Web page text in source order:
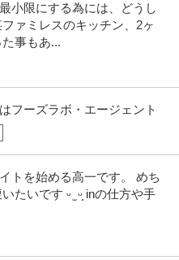
プ制度 職場内禁煙
ターネット＞インターネットサー
提供：ビズリーチ
客営業」
銀行・信託銀行 ※会員属性などに応
小限にする為には、どうし
ァミレスのキッチン、2ヶ
事もあ...
フーズラボ・エージェント
トを始める高一です。 めち
ᵕ̩̩ inの仕方や手